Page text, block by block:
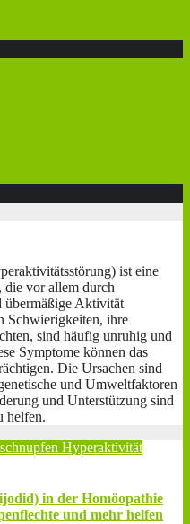
ist eine
die vor allem durch
übermäßige Aktivität
Schwierigkeiten, ihre
sind häufig unruhig und
Symptome können das
Die Ursachen sind
und Umweltfaktoren
und Unterstützung sind
helfen.
Hyperaktivität
in der Homöopathie
und mehr helfen